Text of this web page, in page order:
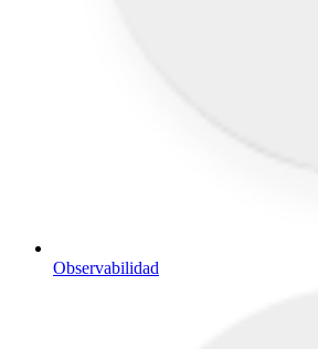
Observabilidad